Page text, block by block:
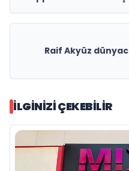
Raif Akyüz
İLGINIZI ÇEKEBILIR